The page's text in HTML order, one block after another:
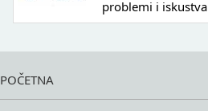
problemi i iskustva
POČETNA